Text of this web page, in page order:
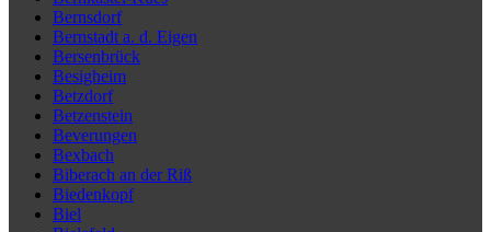
Bernsdorf
Bernstadt a. d. Eigen
Bersenbrück
Besigheim
Betzdorf
Betzenstein
Beverungen
Bexbach
Biberach an der Riß
Biedenkopf
Biel